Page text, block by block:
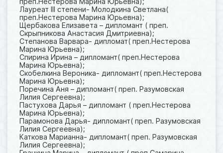
Лауреат III степени- Молодкина Светлана(
преп.Нестерова Марина Юрьевна);
Щербакова Елизавета – дипломант ( преп.
Скрыпникова Анастасия Дмитриевна);
Степанова Варвара- дипломат( преп.Нестерова
Марина Юрьевна);
Спирина Ирина – дипломант( преп.Нестерова
Марина Юрьевна);
Скобелкина Вероника- дипломант( преп.Нестерова
Марина Юрьевна);
Поречина Аня – дипломант( преп. Разумовская
Лилия Сергеевна);
Пастухова Дарья – дипломант ( преп.Нестерова
Марина Юрьевна);
Парамонова Дарья- дипломант( преп. Разумовская
Лилия Сергеевна);
Каткова Марианна- дипломант( преп. Разумовская
Лилия Сергеевна);